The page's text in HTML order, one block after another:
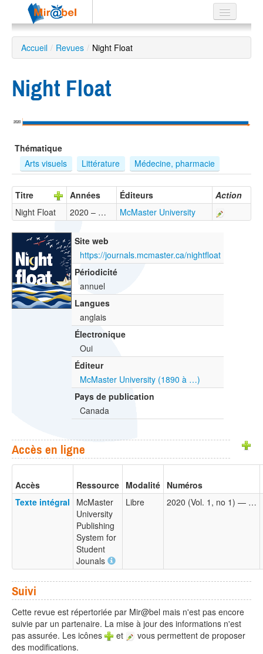
Le réseau
Soutien
Listes
Recherche
avancée
EN
ES
?
Accueil / Revues / Night Float
Night Float
2020
Thématique
Arts visuels
Littérature Médecine, pharmacie
Titre Années Éditeurs
Action
Night Float
2020 – … McMaster University
Site web
https://journals.mcmaster.ca/nightfloat
Périodicité
annuel
Langues
anglais
Électronique
Oui
Éditeur
McMaster University (1890 à …)
Pays de publication
Canada
Accès en ligne
Accès Ressource Modalité Numéros
Texte intégral
McMaster
University
Publishing
System for
Student
Jounals
Libre 2020 (Vol. 1, no 1) — …
Suivi
Cette revue est répertoriée par Mir@bel mais n'est pas encore
suivie par un partenaire. La mise à jour des informations n'est
pas assurée. Les icônes
et
vous permettent de proposer
des modifications.